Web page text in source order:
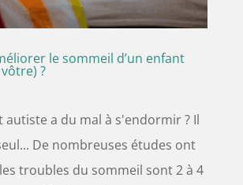
le sommeil d’un enfant
?
autiste a du mal à s'endormir ? Il
De nombreuses études ont
troubles du sommeil sont 2 à 4